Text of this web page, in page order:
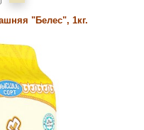
"Белес", 1кг.